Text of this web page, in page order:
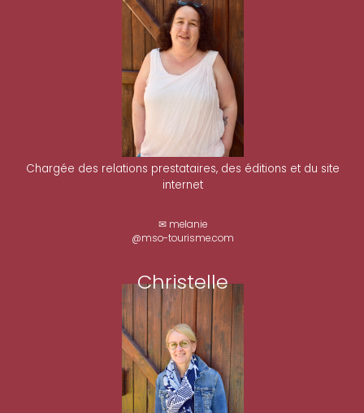
Chargée des relations prestataires, des éditions et du site
internet
✉ melanie
@mso-tourisme.com
Christelle